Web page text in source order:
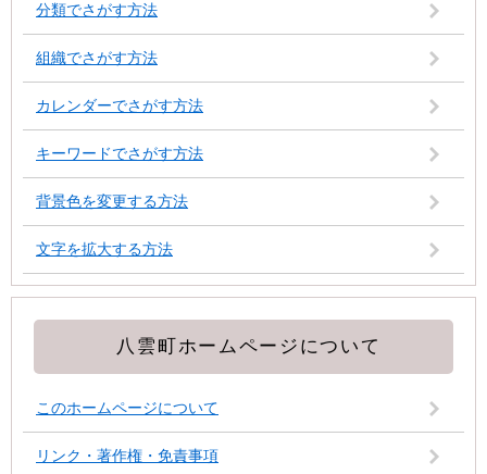
分類でさがす方法
組織でさがす方法
カレンダーでさがす方法
キーワードでさがす方法
背景色を変更する方法
文字を拡大する方法
八雲町ホームページについて
このホームページについて
リンク・著作権・免責事項